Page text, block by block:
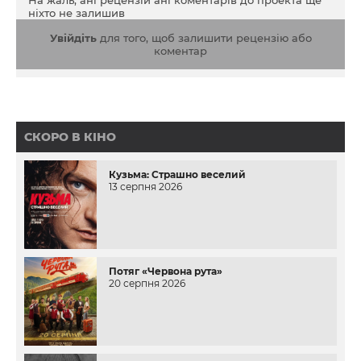
ніхто не залишив
Увійдітьдля того, щоб залишити рецензію або
коментар
СКОРО В КІНО
Кузьма: Страшно веселий
13 серпня 2026
Потяг «Червона рута»
20 серпня 2026